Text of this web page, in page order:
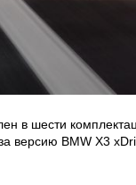
в шести
версию BMW X3